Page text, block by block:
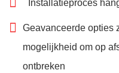
Installatieproces
Geavanceerde opties
mogelijkheid om op
ontbreken